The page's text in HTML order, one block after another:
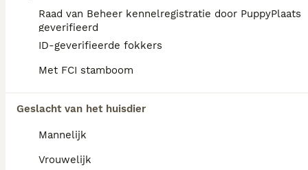
Raad van Beheer kennelregistratie door PuppyPlaats
geverifieerd
ID-geverifieerde fokkers
Met FCI stamboom
Geslacht van het huisdier
Mannelijk
Vrouwelijk
FAQ's
grote poten?
Grote poten bij een pup duiden doorgaans
op een grotere volwassen hond. Als de